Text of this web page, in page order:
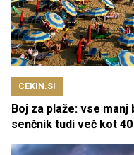
CEKIN.SI
Boj za plaže: vse
senčnik tudi več kot